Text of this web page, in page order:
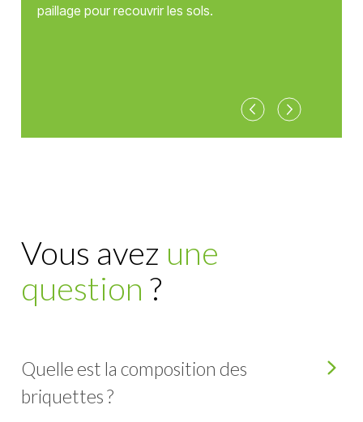
paillage pour recouvrir les sols.
Vous avez une
question ?
Quelle est la composition des
briquettes ?